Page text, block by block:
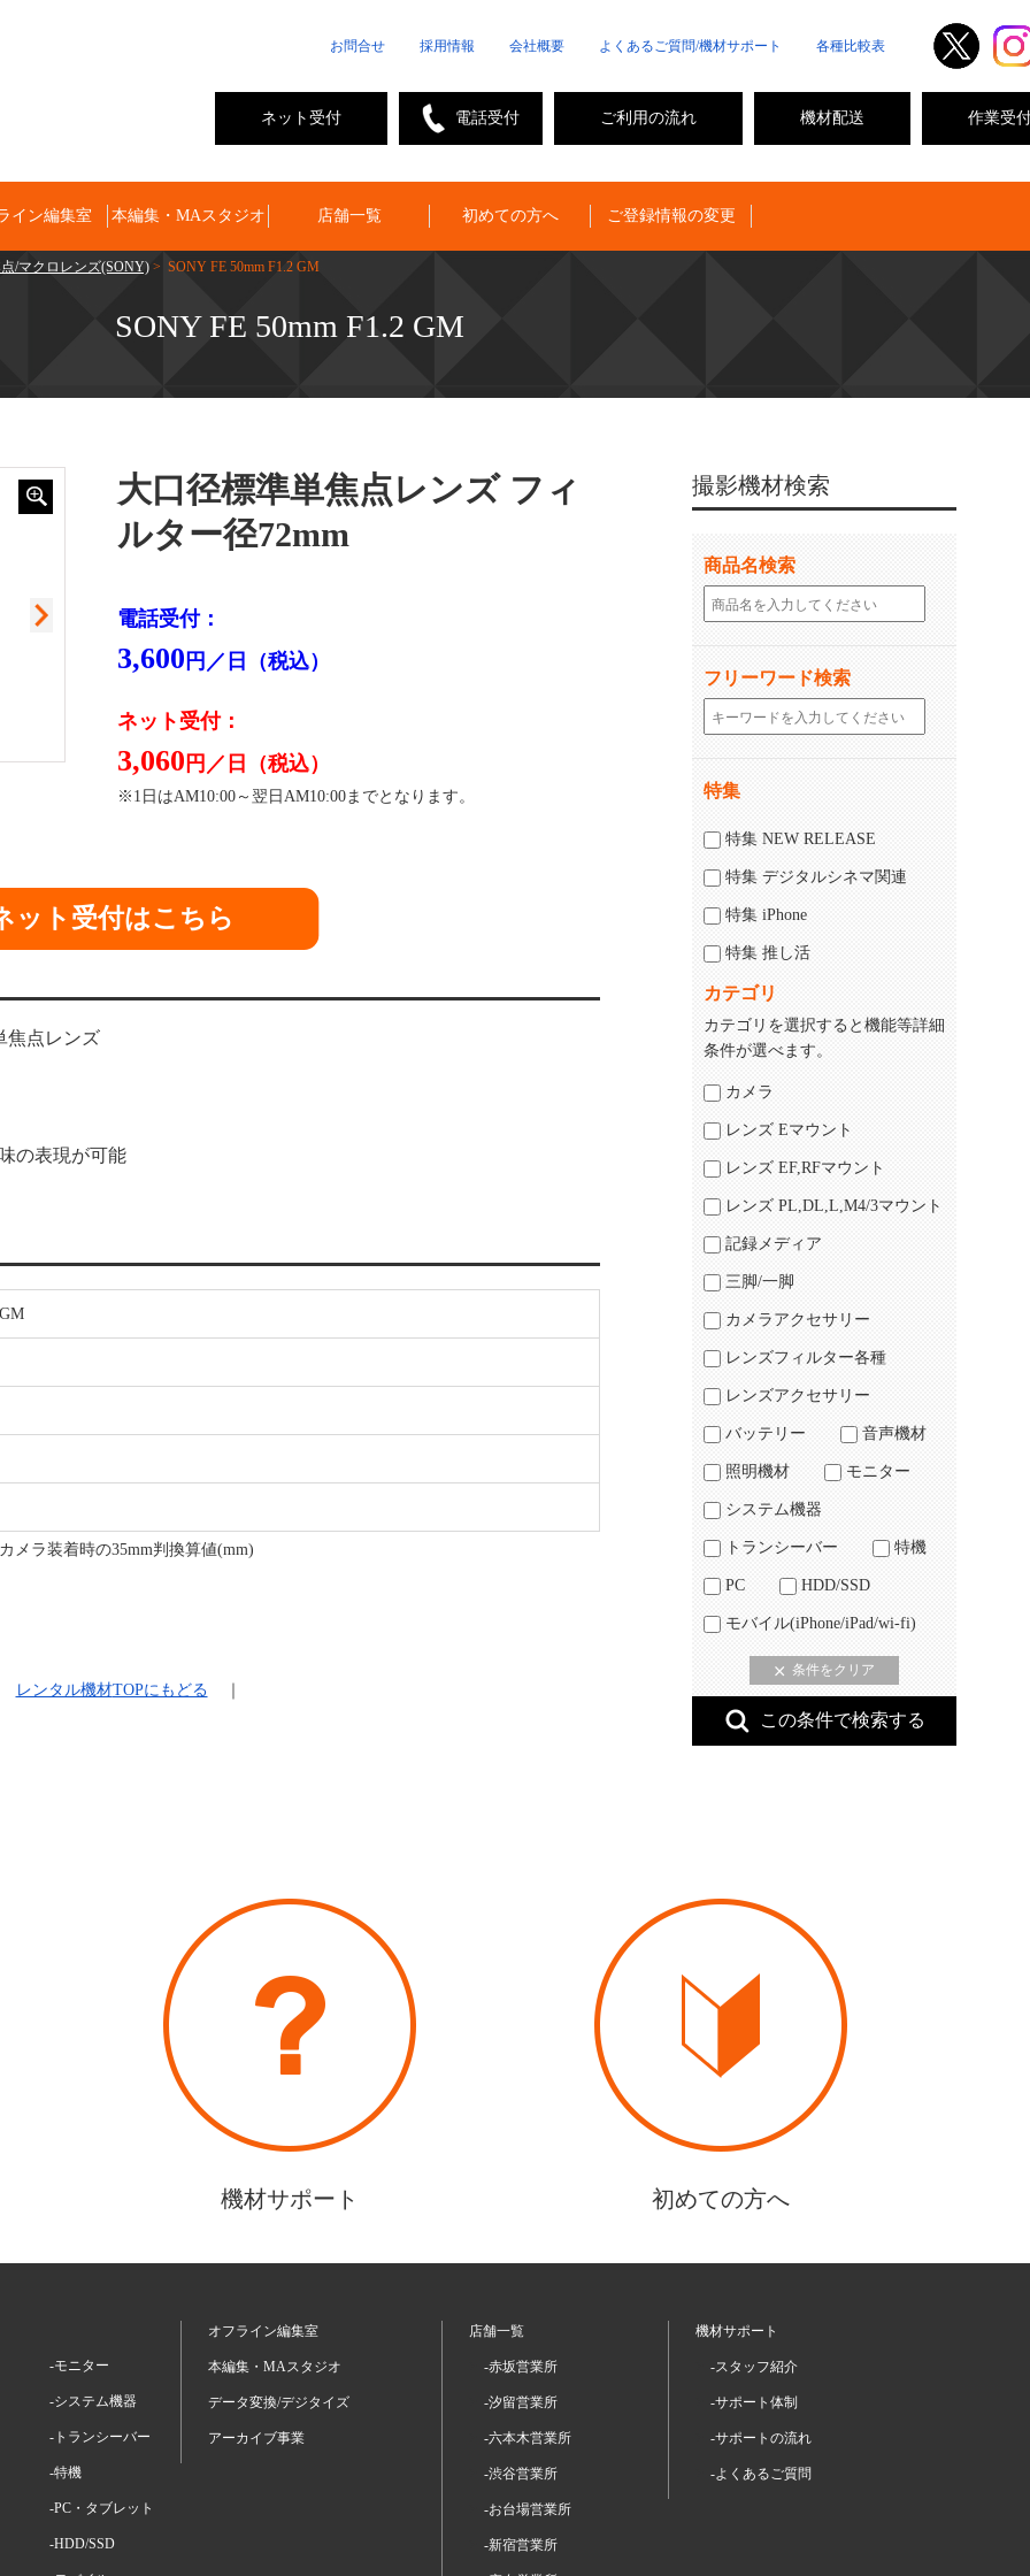
お問合せ 採用情報 会社概要 よくあるご質問/機材サポート 各種比較表
作業受
機材配送
ご利用の流れ
電話受付
ネット受付
イン編集室 本編集・MAスタジオ 店舗一覧 初めての方へ ご登録情報の変更
/マクロレンズ(SONY) > SONY FE 50mm F1.2 GM
SONY FE 50mm F1.2 GM
大口径標準単焦点レンズ フィ
ルター径72mm
電話受付：
3,600 円／日（税込）
ネット受付：
3,060 円／日（税込）
※1日はAM10:00～翌日AM10:00までとなります。
ット受付はこちら
焦点レンズ
の表現が可能
メラ装着時の35mm判換算値(mm)
レンタル機材TOPにもどる
撮影機材検索
商品名検索
フリーワード検索
特集
特集 NEW RELEASE
特集 デジタルシネマ関連
特集 iPhone
特集 推し活
カテゴリ
カテゴリを選択すると機能等詳細
条件が選べます。
カメラ
レンズ Eマウント
レンズ EF,RFマウント
レンズ PL,DL,L,M4/3マウント
記録メディア
三脚/一脚
カメラアクセサリー
レンズフィルター各種
レンズアクセサリー
バッテリー 音声機材
照明機材 モニター
システム機器
トランシーバー 特機
PC HDD/SSD
モバイル(iPhone/iPad/wi-fi)
機材サポート 初めての方へ
-モニター
-システム機器
-トランシーバー
-特機
-PC・タブレット
-HDD/SSD
オフライン編集室
本編集・MAスタジオ
データ変換/デジタイズ
アーカイブ事業
店舗一覧
-赤坂営業所
-汐留営業所
-六本木営業所
-渋谷営業所
-お台場営業所
-新宿営業所
機材サポート
-スタッフ紹介
-サポート体制
-サポートの流れ
-よくあるご質問